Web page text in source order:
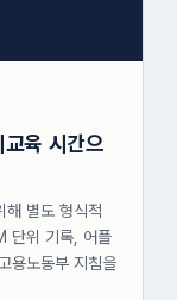
육 시간으
해 별도 형식적
단위 기록, 어플
용노동부 지침을